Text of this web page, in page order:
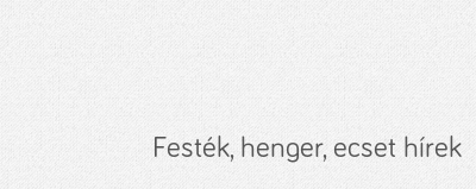
Festék, henger, ecset hírek